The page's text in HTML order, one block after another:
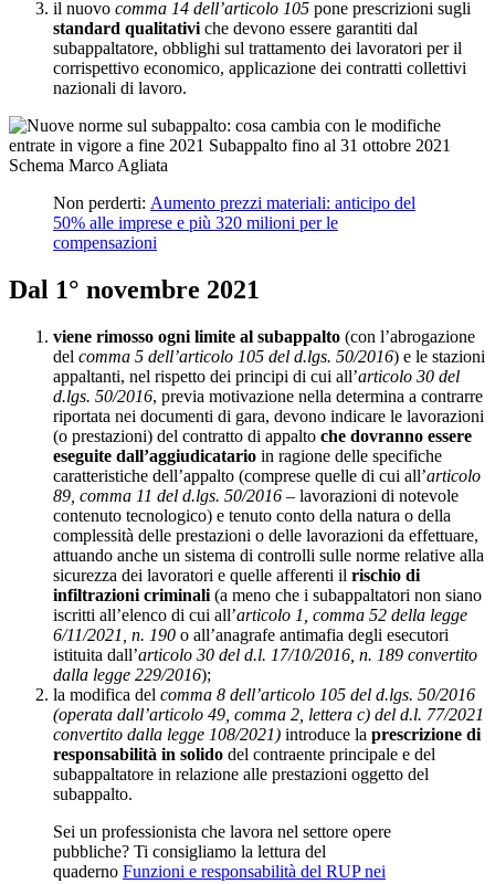
il nuovo comma 14 dell’articolo 105 pone prescrizioni sugli
standard qualitativi che devono essere garantiti dal
subappaltatore, obblighi sul trattamento dei lavoratori per il
corrispettivo economico, applicazione dei contratti collettivi
nazionali di lavoro.
Non perderti: Aumento prezzi materiali: anticipo del
50% alle imprese e più 320 milioni per le
compensazioni
Dal 1° novembre 2021
viene rimosso ogni limite al subappalto (con l’abrogazione
del comma 5 dell’articolo 105 del d.lgs. 50/2016) e le stazioni
appaltanti, nel rispetto dei principi di cui all’articolo 30 del
d.lgs. 50/2016, previa motivazione nella determina a contrarre
riportata nei documenti di gara, devono indicare le lavorazioni
(o prestazioni) del contratto di appalto che dovranno essere
eseguite dall’aggiudicatario in ragione delle specifiche
caratteristiche dell’appalto (comprese quelle di cui all’articolo
89, comma 11 del d.lgs. 50/2016 – lavorazioni di notevole
contenuto tecnologico) e tenuto conto della natura o della
complessità delle prestazioni o delle lavorazioni da effettuare,
attuando anche un sistema di controlli sulle norme relative alla
sicurezza dei lavoratori e quelle afferenti il rischio di
infiltrazioni criminali (a meno che i subappaltatori non siano
iscritti all’elenco di cui all’articolo 1, comma 52 della legge
6/11/2021, n. 190 o all’anagrafe antimafia degli esecutori
istituita dall’articolo 30 del d.l. 17/10/2016, n. 189 convertito
dalla legge 229/2016);
la modifica del comma 8 dell’articolo 105 del d.lgs. 50/2016
(operata dall’articolo 49, comma 2, lettera c) del d.l. 77/2021
convertito dalla legge 108/2021) introduce la prescrizione di
responsabilità in solido del contraente principale e del
subappaltatore in relazione alle prestazioni oggetto del
subappalto.
Sei un professionista che lavora nel settore opere
pubbliche? Ti consigliamo la lettura del
quaderno Funzioni e responsabilità del RUP nei